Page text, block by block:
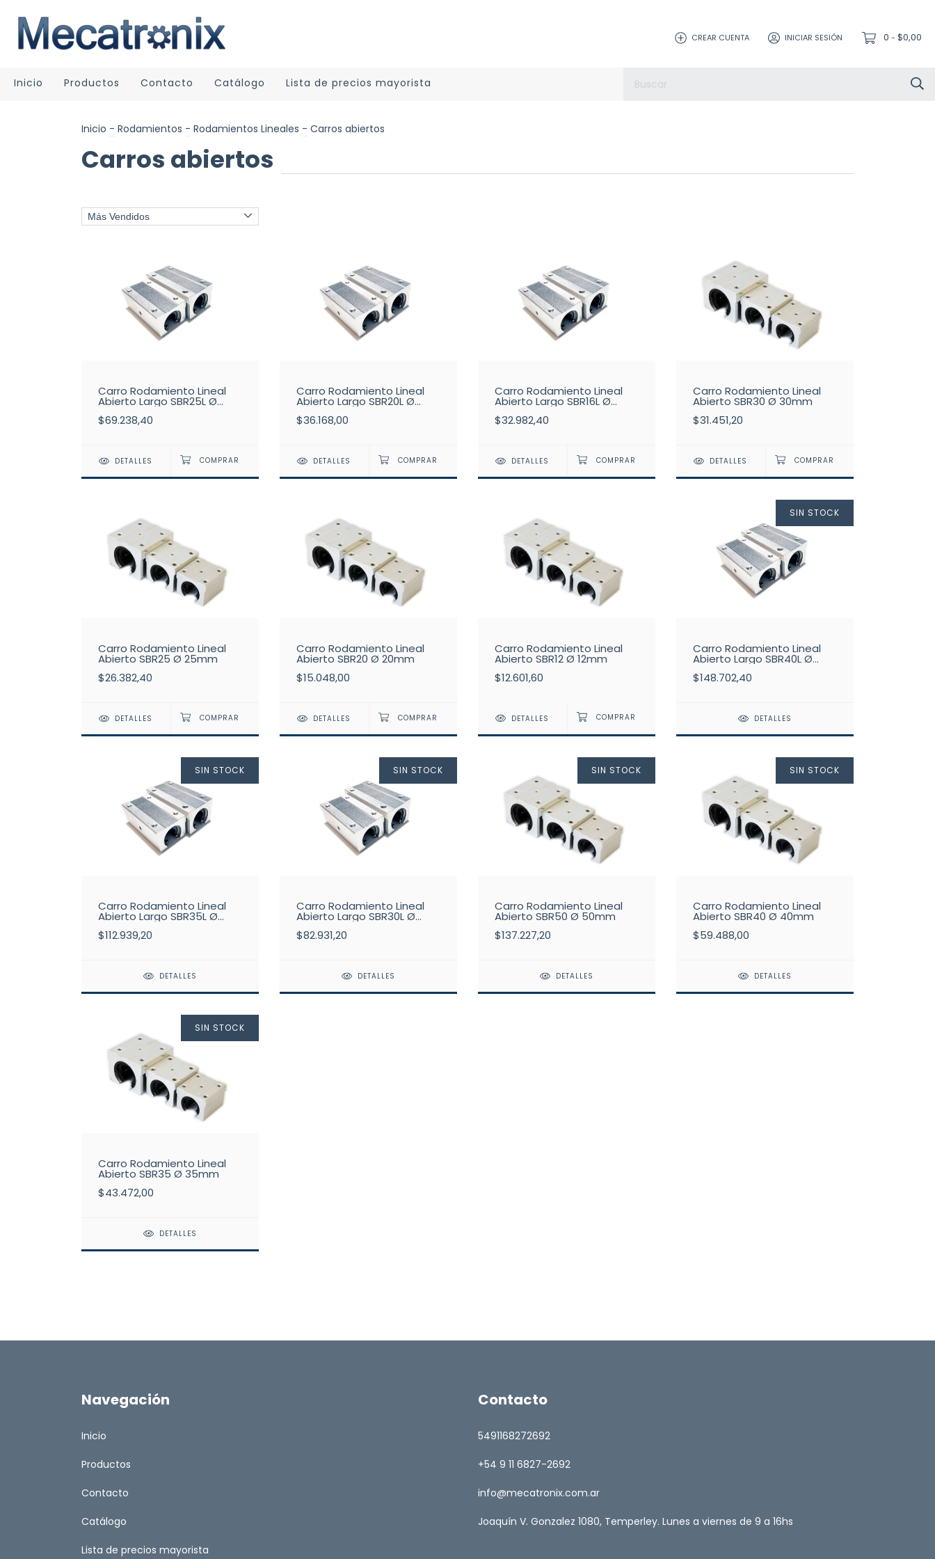
CREAR CUENTA INICIAR SESIÓN 0 - $0,00
Inicio Productos Contacto Catálogo Lista de precios mayorista
Inicio - Rodamientos - Rodamientos Lineales - Carros abiertos
Carros abiertos
Carro Rodamiento Lineal
Abierto Largo SBR25L Ø
$69.238,40
DETALLES
Carro Rodamiento Lineal
Abierto Largo SBR20L Ø
$36.168,00
DETALLES
Carro Rodamiento Lineal
Abierto Largo SBR16L Ø
$32.982,40
DETALLES
Carro Rodamiento Lineal
Abierto SBR30 Ø 30mm
$31.451,20
DETALLES
Carro Rodamiento Lineal
Abierto SBR25 Ø 25mm
$26.382,40
DETALLES
Carro Rodamiento Lineal
Abierto SBR20 Ø 20mm
$15.048,00
DETALLES
Carro Rodamiento Lineal
Abierto SBR12 Ø 12mm
$12.601,60
DETALLES
SIN STOCK
Carro Rodamiento Lineal
Abierto Largo SBR40L Ø
$148.702,40
DETALLES
SIN STOCK
Carro Rodamiento Lineal
Abierto Largo SBR35L Ø
$112.939,20
DETALLES
SIN STOCK
Carro Rodamiento Lineal
Abierto Largo SBR30L Ø
$82.931,20
DETALLES
SIN STOCK
Carro Rodamiento Lineal
Abierto SBR50 Ø 50mm
$137.227,20
DETALLES
SIN STOCK
Carro Rodamiento Lineal
Abierto SBR40 Ø 40mm
$59.488,00
DETALLES
SIN STOCK
Carro Rodamiento Lineal
Abierto SBR35 Ø 35mm
$43.472,00
DETALLES
Navegación
Inicio
Productos
Contacto
Catálogo
Lista de precios mayorista
Contacto
5491168272692
+54 9 11 6827-2692
info@mecatronix.com.ar
Joaquín V. Gonzalez 1080, Temperley. Lunes a viernes de 9 a 16hs